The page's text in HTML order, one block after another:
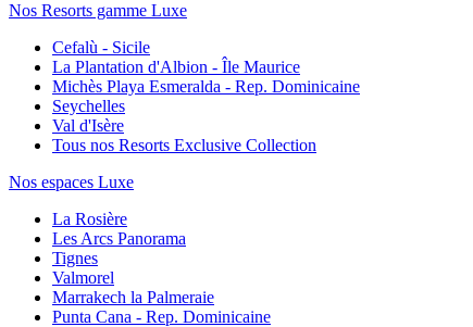
Nos Resorts gamme Luxe
Cefalù - Sicile
La Plantation d'Albion - Île Maurice
Michès Playa Esmeralda - Rep. Dominicaine
Seychelles
Val d'Isère
Tous nos Resorts Exclusive Collection
Nos espaces Luxe
La Rosière
Les Arcs Panorama
Tignes
Valmorel
Marrakech la Palmeraie
Punta Cana - Rep. Dominicaine